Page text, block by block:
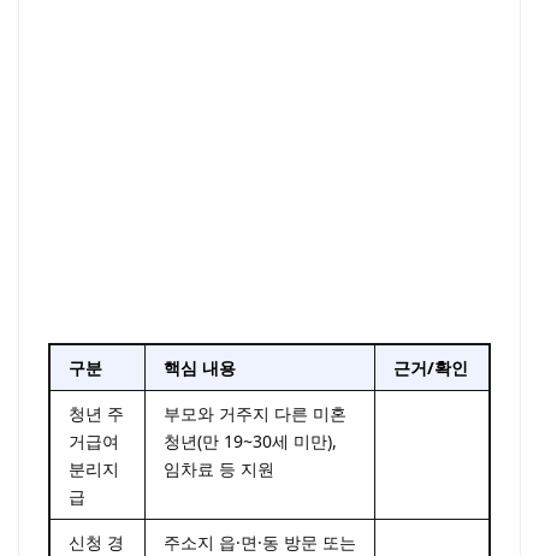
구분 핵심 내용
근거/확인
청년 주
거급여
분리지
급
부모와 거주지 다른 미혼
청년(만 19~30세 미만),
임차료 등 지원
신청 경
주소지 읍·면·동 방문 또는